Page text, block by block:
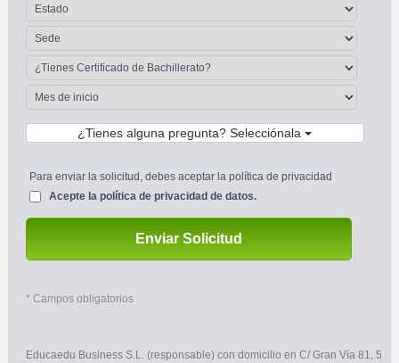
¿Tienes alguna pregunta? Selecciónala
Para enviar la solicitud, debes aceptar la política de privacidad
Acepte la política de privacidad de datos.
Enviar Solicitud
* Campos obligatorios
Educaedu Business S.L. (responsable) con domicilio en C/ Gran Vía 81, 5